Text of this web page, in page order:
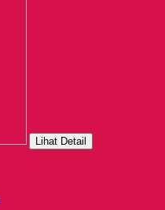
Lihat Detail